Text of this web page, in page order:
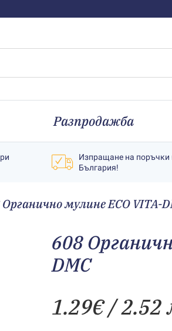
Разпродажба
Изпращане на поръчки
България!
мулине ECO VITA-
608
DMC
1.29€/ 2.52